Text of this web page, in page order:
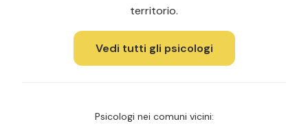
territorio.
Vedi tutti gli psicologi
Psicologi nei comuni vicini: